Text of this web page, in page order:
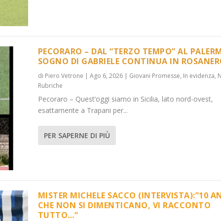
...
News,Rubriche
ANNI C...
Media
PECORARO – DAL “TERZO TEMPO” AL
SOGNO DI GABRIELE CONTINUA IN
di Piero Vetrone | Ago 6, 2026| Giovani Promesse, In evidenza,
Rubriche
Pecoraro – Quest’oggi siamo in Sicilia, lato nord-ovest,
esattamente a Trapani per...
PER SAPERNE DI PIÙ
MISTER MICHELE SACCO (INTERVISTA):”10
CHE NON SI DIMENTICANO, VI RACCONTO
TUTTO…”